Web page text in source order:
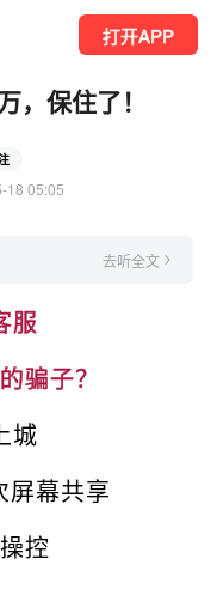
打开APP
，保住了！
18 05:05
去听全文
服
骗子？
城
屏幕共享
控